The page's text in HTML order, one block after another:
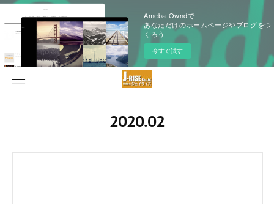
Ameba Owndで
あなただけのホームページやブログをつ
くろう
今すぐ試す
2020.02